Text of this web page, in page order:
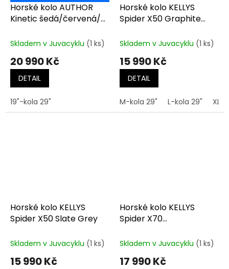
Horské kolo AUTHOR
Kinetic šedá/červená/
Skladem v Juvacyklu (1 ks)
20 990 Kč
DETAIL
19"-kola 29"
Horské kolo KELLYS
Spider X50 Graphite
Skladem v Juvacyklu (1 ks)
15 990 Kč
DETAIL
M-kola 29" L-kola 29" XL-
Horské kolo KELLYS
Spider X50 Slate Grey
Skladem v Juvacyklu (1 ks)
15 990 Kč
Horské kolo KELLYS
Spider X70
Skladem v Juvacyklu (1 ks)
17 990 Kč